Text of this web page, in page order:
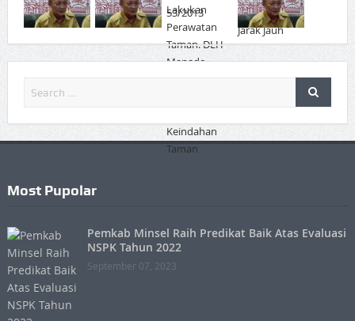
Most Pupolar
Pemkab Minsel Raih Predikat Baik Atas Evaluasi
NSPK Tahun 2022
September 07, 2023